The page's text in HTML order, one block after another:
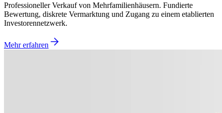
Professioneller Verkauf von Mehrfamilienhäusern. Fundierte
Bewertung, diskrete Vermarktung und Zugang zu einem etablierten
Investorennetzwerk.
Mehr erfahren